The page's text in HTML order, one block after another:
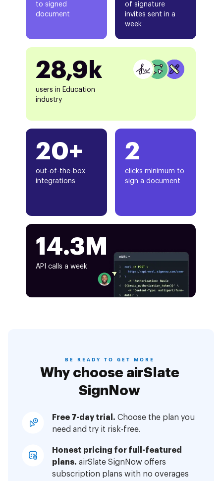
to signed
document
20+
out-of-the-box
integrations
of signature
invites sent in a
week
28,9k
users in Education
industry
2
clicks minimum to
sign a document
14.3M
API calls a week
BE READY TO GET MORE
Why choose airSlate
SignNow
Free 7-day trial. Choose the plan you
need and try it risk-free.
Honest pricing for full-featured
plans. airSlate SignNow offers
subscription plans with no overages